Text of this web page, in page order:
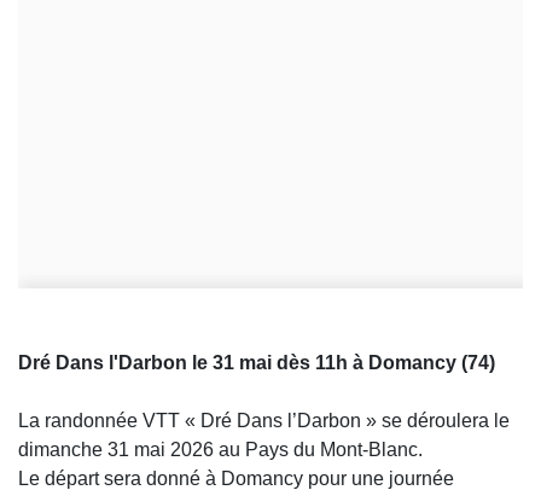
Dré Dans l'Darbon le 31 mai dès 11h à Domancy (74)
La randonnée VTT « Dré Dans l’Darbon » se déroulera le
dimanche 31 mai 2026 au Pays du Mont-Blanc.
Le départ sera donné à Domancy pour une journée